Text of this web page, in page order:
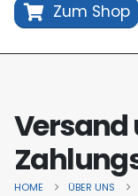
Zum Shop
Versand
HOME ÜBER UNS